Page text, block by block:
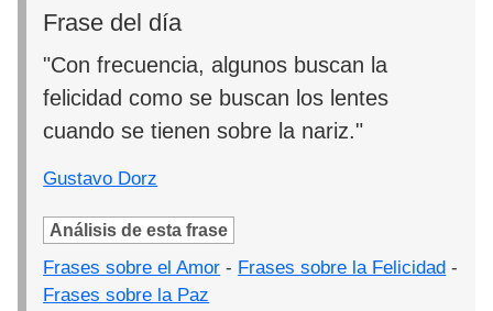
Frase del día
"Con frecuencia, algunos buscan la
felicidad como se buscan los lentes
cuando se tienen sobre la nariz."
Gustavo Dorz
Análisis de esta frase
Frases sobre el Amor - Frases sobre la Felicidad -
Frases sobre la Paz